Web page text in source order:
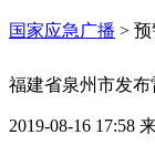
国家应急广播 > 预
福建省泉州市发
2019-08-16 17:58